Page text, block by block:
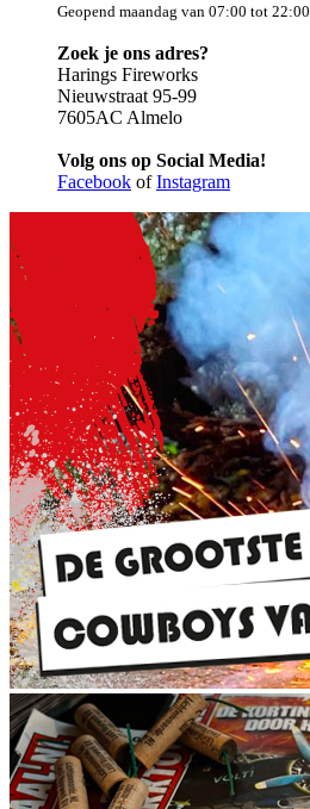
Geopend maandag van 07:00 tot 22:00
Zoek je ons adres?
Harings Fireworks
Nieuwstraat 95-99
7605AC Almelo
Volg ons op Social Media!
Facebook ofInstagram